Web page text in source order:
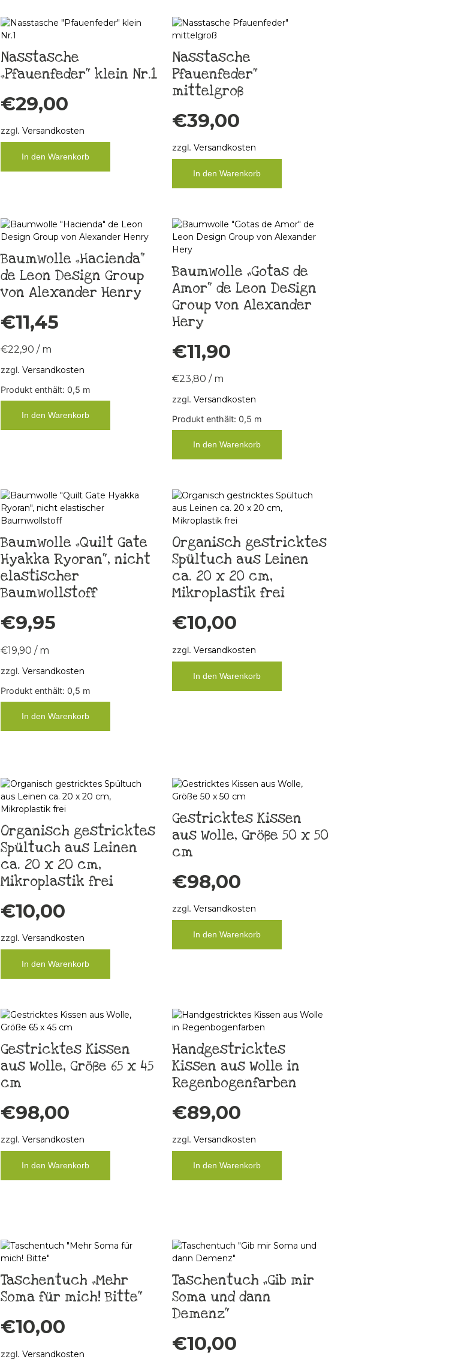
Nasstasche
„Pfauenfeder“ klein Nr.1
€29,00
zzgl. Versandkosten
In den Warenkorb
Nasstasche
Pfauenfeder“
mittelgroß
€39,00
zzgl. Versandkosten
In den Warenkorb
Baumwolle „Hacienda“
de Leon Design Group
von Alexander Henry
€11,45
€22,90 / m
zzgl. Versandkosten
Produkt enthält: 0,5 m
In den Warenkorb
Baumwolle „Gotas de
Amor“ de Leon Design
Group von Alexander
Hery
€11,90
€23,80 / m
zzgl. Versandkosten
Produkt enthält: 0,5 m
In den Warenkorb
Baumwolle „Quilt Gate
Hyakka Ryoran“, nicht
elastischer
Baumwollstoff
€9,95
€19,90 / m
zzgl. Versandkosten
Produkt enthält: 0,5 m
In den Warenkorb
Organisch gestricktes
Spültuch aus Leinen
ca. 20 x 20 cm,
Mikroplastik frei
€10,00
zzgl. Versandkosten
In den Warenkorb
Organisch gestricktes
Spültuch aus Leinen
ca. 20 x 20 cm,
Mikroplastik frei
€10,00
zzgl. Versandkosten
In den Warenkorb
Gestricktes Kissen
aus Wolle, Größe 50 x 50
cm
€98,00
zzgl. Versandkosten
In den Warenkorb
Gestricktes Kissen
aus Wolle, Größe 65 x 45
cm
€98,00
zzgl. Versandkosten
In den Warenkorb
Handgestricktes
Kissen aus Wolle in
Regenbogenfarben
€89,00
zzgl. Versandkosten
In den Warenkorb
Taschentuch „Mehr
Soma für mich! Bitte“
€10,00
zzgl. Versandkosten
Taschentuch „Gib mir
Soma und dann
Demenz“
€10,00